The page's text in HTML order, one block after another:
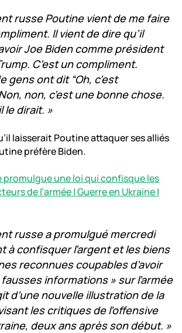
russe Poutine vient de me faire
Il vient de dire qu’il
Joe Biden comme président
C’est un compliment.
gens ont dit “Oh, c’est
non, c’est une bonne chose.
le dirait. »
laisserait Poutine attaquer ses alliés
préfère Biden.
promulgue une loi qui confisque les
de l’armée | Guerre en Ukraine |
russe a promulgué mercredi
à confisquer l’argent et les biens
reconnues coupables d’avoir
informations » sur l’armée
d’une nouvelle illustration de la
les critiques de l’offensive
deux ans après son début. »